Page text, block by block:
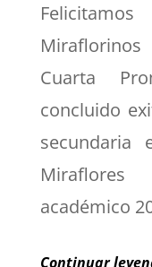
Cuarta
concluido
secundaria
académico
Continuar